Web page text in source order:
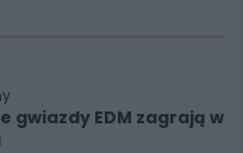
gwiazdy EDM zagrają w